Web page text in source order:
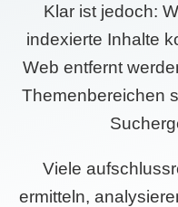
Klar ist jedoch:
indexierte Inhalte
Web entfernt
Themenbereichen
Viele
ermitteln,